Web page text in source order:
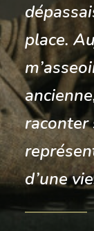
place.
raconter
d’une